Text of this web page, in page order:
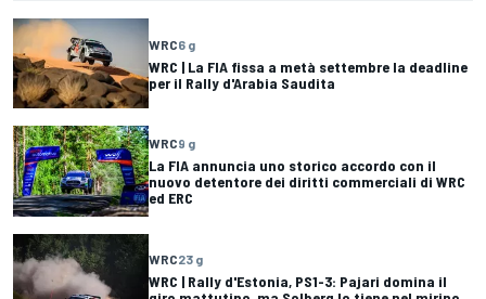
WRC6 g
WRC | La FIA fissa a metà settembre la deadline
per il Rally d'Arabia Saudita
WRC9 g
La FIA annuncia uno storico accordo con il
nuovo detentore dei diritti commerciali di WRC
ed ERC
WRC23 g
WRC | Rally d'Estonia, PS1-3: Pajari domina il